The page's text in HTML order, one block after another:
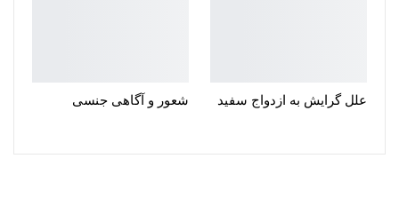
علل گرایش به ازدواج سفید شعور و آگاهی جنسی